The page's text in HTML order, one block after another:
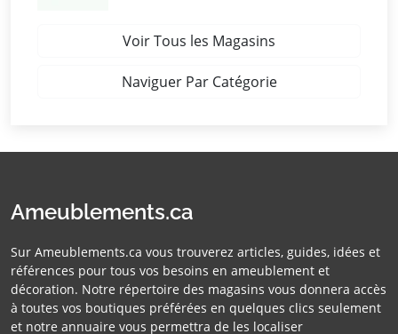
Voir Tous les Magasins
Naviguer Par Catégorie
Ameublements.ca
Sur Ameublements.ca vous trouverez articles, guides, idées et
références pour tous vos besoins en ameublement et
décoration. Notre répertoire des magasins vous donnera accès
à toutes vos boutiques préférées en quelques clics seulement
et notre annuaire vous permettra de les localiser